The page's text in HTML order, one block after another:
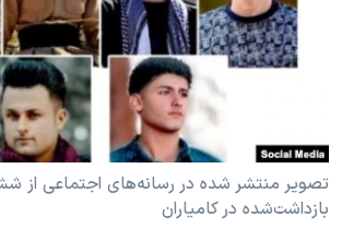
فرهنگ و زندگی
حقوق شهروندی
اسرائیل در جنگ
گالری عکس
مستندها
انتخابات ریاست جمهوری آمریکا ۲۰۲۴
حمله جمهوری اسلامی به اسرائیل
ورزش زنان در ایران
اعتراضات زن، زندگی، آزادی
دنبال کنید
زبانهای مختلف
تصویر منتشر شده در رسانه‌های اجتماعی از
بازداشت‌شده در کامیاران